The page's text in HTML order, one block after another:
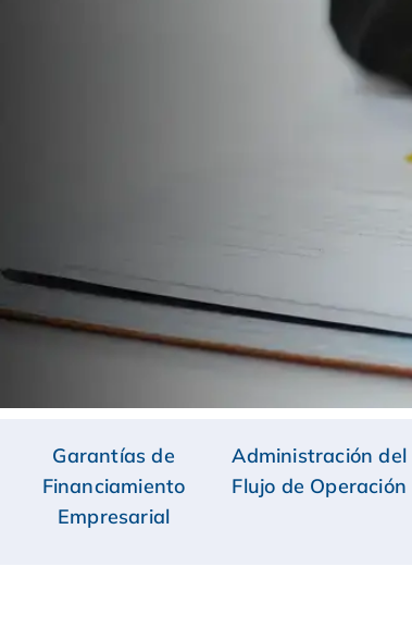
Garantías de
Financiamiento
Empresarial
Administración del
Flujo de Operación